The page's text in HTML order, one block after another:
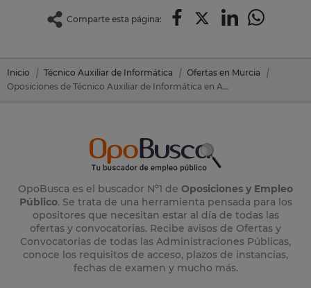
Comparte esta página:
Inicio Técnico Auxiliar de Informática
Ofertas en Murcia
Oposiciones de Técnico Auxiliar de Informática en Alcazares, Los (Murcia)
OpoBusca es el buscador Nº1 de Oposiciones y Empleo
Público. Se trata de una herramienta pensada para los
opositores que necesitan estar al día de todas las
ofertas y convocatorias. Recibe avisos de Ofertas y
Convocatorias de todas las Administraciones Públicas,
conoce los requisitos de acceso, plazos de instancias,
fechas de examen y mucho más.